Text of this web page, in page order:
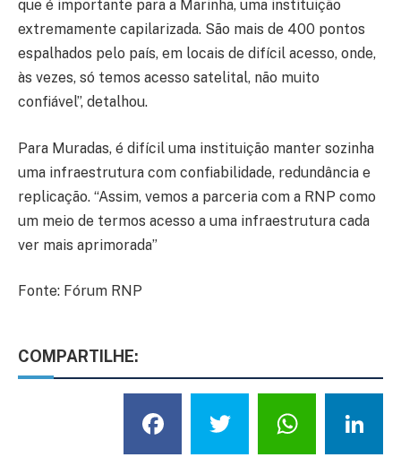
que é importante para a Marinha, uma instituição
extremamente capilarizada. São mais de 400 pontos
espalhados pelo país, em locais de difícil acesso, onde,
às vezes, só temos acesso satelital, não muito
confiável”, detalhou.
Para Muradas, é difícil uma instituição manter sozinha
uma infraestrutura com confiabilidade, redundância e
replicação. “Assim, vemos a parceria com a RNP como
um meio de termos acesso a uma infraestrutura cada
ver mais aprimorada”
Fonte: Fórum RNP
COMPARTILHE:
Facebook
Twitter